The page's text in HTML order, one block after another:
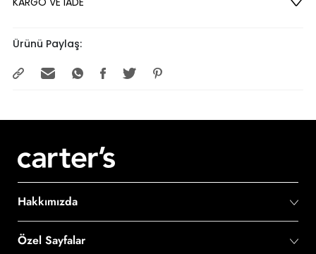
Ürünü Paylaş:
Hakkımızda
Özel Sayfalar